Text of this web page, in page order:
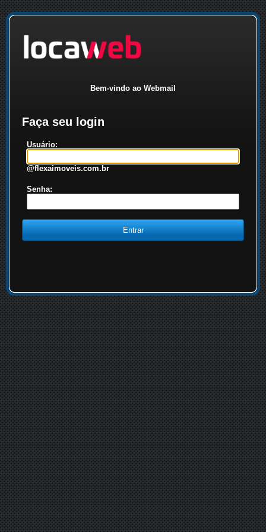
Bem-vindo ao Webmail
Faça seu login
Usuário:
@flexaimoveis.com.br
Senha: